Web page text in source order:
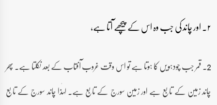
۲۔ اور چاند کی جب وہ اس کے پیچھے آتا ہے،
2۔ قمر جب چودہویں کا ہوتا ہے تو اس وقت غروب آفتاب کے بعد نکلتا ہے۔ پھر
چاند زمین کے تابع ہے اور زمین سورج کے تابع ہے۔ لہٰذا چاند سورج کے تابع